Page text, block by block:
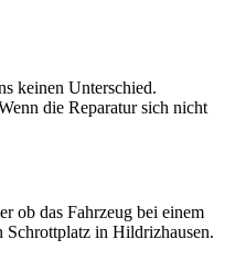
keinen Unterschied.
die Reparatur sich nicht
ob das Fahrzeug bei einem
in Hildrizhausen.